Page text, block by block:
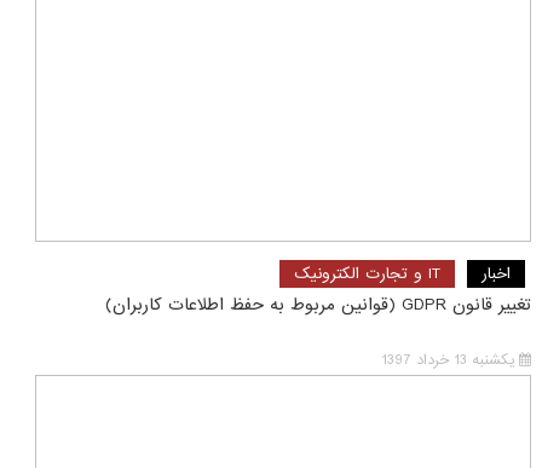
اخبار IT و تجارت الکترونیک
تغییر قانون GDPR (قوانین مربوط به حفظ اطلاعات کاربران)
یکشنبه 13 خرداد 1397